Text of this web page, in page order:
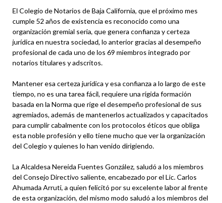
El Colegio de Notarios de Baja California, que el próximo mes
cumple 52 años de existencia es reconocido como una
organización gremial seria, que genera confianza y certeza
jurídica en nuestra sociedad, lo anterior gracias al desempeño
profesional de cada uno de los 69 miembros integrado por
notarios titulares y adscritos.
Mantener esa certeza jurídica y esa confianza a lo largo de este
tiempo, no es una tarea fácil, requiere una rígida formación
basada en la Norma que rige el desempeño profesional de sus
agremiados, además de mantenerlos actualizados y capacitados
para cumplir cabalmente con los protocolos éticos que obliga
esta noble profesión y ello tiene mucho que ver la organización
del Colegio y quienes lo han venido dirigiendo.
La Alcaldesa Nereida Fuentes González, saludó a los miembros
del Consejo Directivo saliente, encabezado por el Lic. Carlos
Ahumada Arruti, a quien felicitó por su excelente labor al frente
de esta organización, del mismo modo saludó a los miembros del